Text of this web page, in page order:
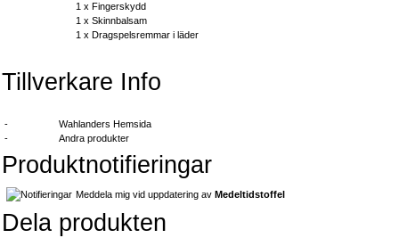
1 x Fingerskydd
1 x Skinnbalsam
1 x Dragspelsremmar i läder
Tillverkare Info
-
Wahlanders Hemsida
-
Andra produkter
Produktnotifieringar
Meddela mig vid uppdatering av Medeltidstoffel
Dela produkten